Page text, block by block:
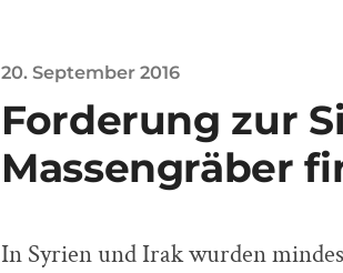
20. September 2016
Forderung zur
Massengräber
In Syrien und Irak wurden